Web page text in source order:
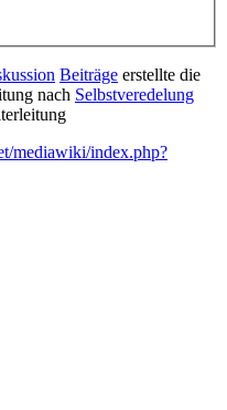
Beiträge erstellte die
nach Selbstveredelung
mediawiki/index.php?